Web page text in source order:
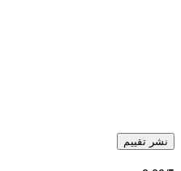
نشر تقييم